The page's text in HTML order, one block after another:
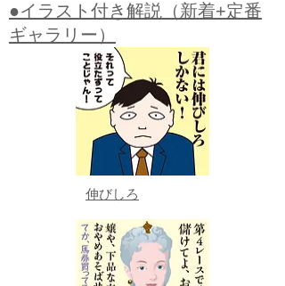
●イラスト付き解説（新着+定番
ギャラリー）
伸びしろ